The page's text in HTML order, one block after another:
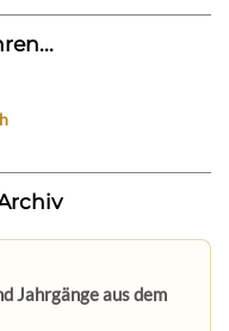
Jahrgänge aus dem